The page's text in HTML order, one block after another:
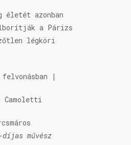
életét azonban
a Párizs
légköri
|
Camoletti
művész